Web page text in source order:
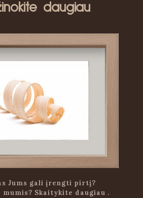
daugiau
Jums gali įrengti pirtį?
mumis? Skaitykite daugiau .